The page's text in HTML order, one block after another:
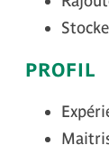
PROFIL